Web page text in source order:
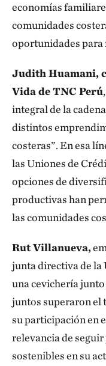
economías
comunidades
oportunidades
Judith Huamani,
Vida de TNC Perú
integral de la
distintos
costeras”. En esa
las Uniones de
opciones de
productivas han
las comunidades
Rut Villanueva,
junta directiva de la
una cevichería junto
juntos superaron el
su participación en
relevancia de
sostenibles en su